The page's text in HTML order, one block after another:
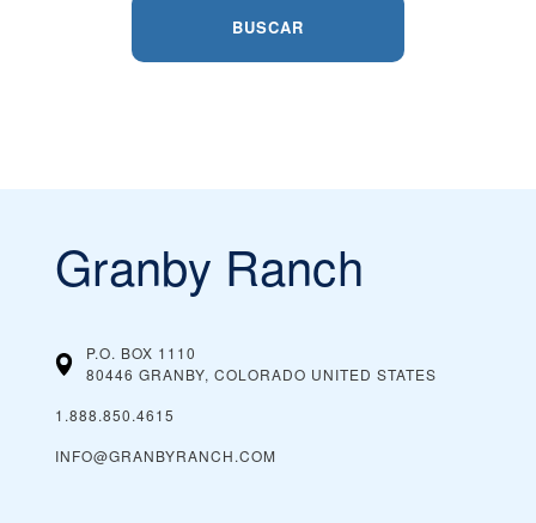
BUSCAR
Granby Ranch
P.O. BOX 1110
80446 GRANBY, COLORADO UNITED STATES
1.888.850.4615
INFO@GRANBYRANCH.COM